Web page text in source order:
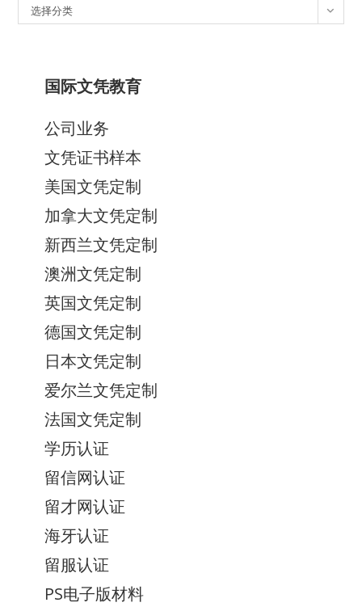
类
选择分类
国际文凭教育
公司业务
文凭证书样本
美国文凭定制
加拿大文凭定制
新西兰文凭定制
澳洲文凭定制
英国文凭定制
德国文凭定制
日本文凭定制
爱尔兰文凭定制
法国文凭定制
学历认证
留信网认证
留才网认证
海牙认证
留服认证
PS电子版材料